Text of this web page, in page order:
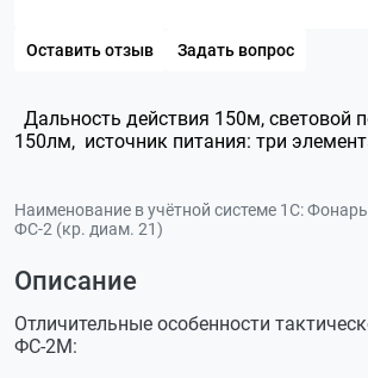
Оставить отзыв Задать вопрос
Дальность действия 150м, световой
150лм, источник питания: три
Наименование в учётной системе 1С:Фонарь
ФС-2 (кр. диам. 21)
Описание
Отличительные особенности
ФС-2M: